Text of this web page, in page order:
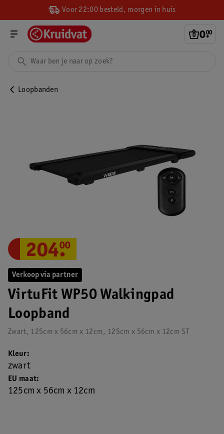
Voor 22:00 besteld, morgen in huis
0.
00
Loopbanden
Verkoop via partner
VirtuFit WP50 Walkingpad
Loopband
Zwart, 125cm x 56cm x 12cm, 125cm x 56cm x 12cm ST
204.
00
EU maat
125cm x 56cm x 12cm
Kleur
zwart